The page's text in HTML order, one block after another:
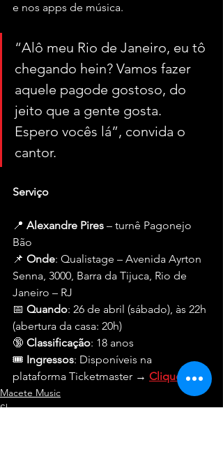
e nos apps de música.
“Alô meu Rio de Janeiro, eu tô
chegando hein? Vamos fazer
aquele pagode gostoso, do
jeito que a gente gosta.
Espero vocês lá”, convida o
cantor.
Serviço
📍 Alexandre Pires – turnê Pagonejo
Bão
📌 Onde: Qualistage – Avenida Ayrton
Senna, 3000, Barra da Tijuca, Rio de
Janeiro – RJ
📅 Quando: 26 de abril (sábado), às 22h
(abertura da casa: 20h)
🔞 Classificação: 18 anos
🎟️ Ingressos: Disponíveis na
plataforma Ticketmaster → Clique aqui
Macete Music
Shows